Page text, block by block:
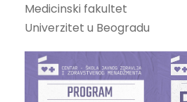
Medicinski fakultet
Univerzitet u Beogradu